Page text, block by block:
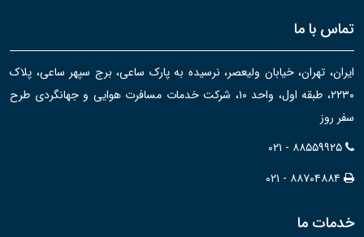
تماس با ما
ایران، تهران، خیابان ولیعصر، نرسیده به پارک ساعی، برج سپهر ساعی، پلاک
۲۲۳۰، طبقه اول، واحد ۱۰، شرکت خدمات مسافرت هوایی و جهانگردی طرح
سفر روز
۰۲۱ - ۸۸۵۵۹۹۲۵
۰۲۱ - ۸۸۷۰۴۸۸۴
خدمات ما